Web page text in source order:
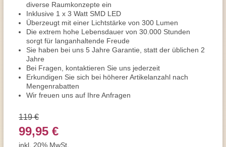
diverse Raumkonzepte ein
Inklusive 1 x 3 Watt SMD LED
Überzeugt mit einer Lichtstärke von 300 Lumen
Die extrem hohe Lebensdauer von 30.000 Stunden
sorgt für langanhaltende Freude
Sie haben bei uns 5 Jahre Garantie, statt der üblichen 2
Jahre
Bei Fragen, kontaktieren Sie uns jederzeit
Erkundigen Sie sich bei höherer Artikelanzahl nach
Mengenrabatten
Wir freuen uns auf Ihre Anfragen
119 €
99,95 €
inkl. 20% MwSt.